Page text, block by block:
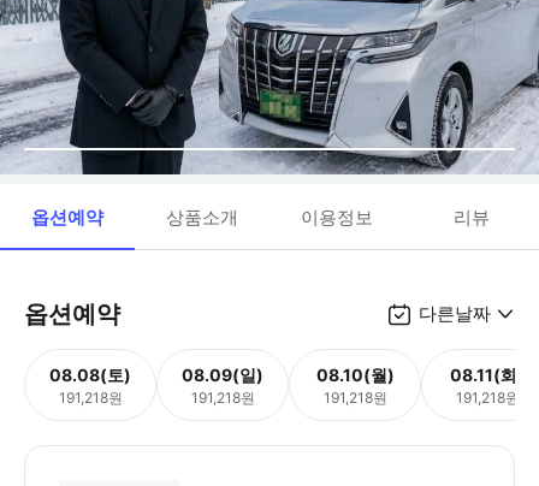
옵션예약 상품소개 이용정보 리뷰
옵션예약 다른날짜
08.08(토)
191,218원
08.09(일)
191,218원
08.10(월)
191,218원
08.11(화)
191,218원